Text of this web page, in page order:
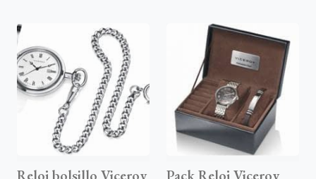
Reloj bolsillo Viceroy
Pack Reloj Viceroy